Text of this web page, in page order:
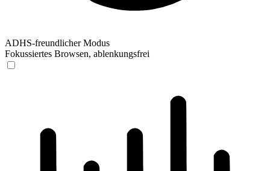
ADHS-freundlicher Modus
Fokussiertes Browsen, ablenkungsfrei